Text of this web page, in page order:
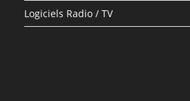
Logiciels Radio / TV